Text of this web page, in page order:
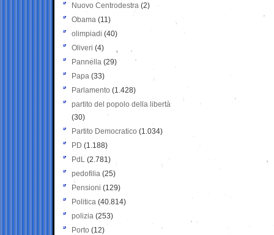
Nuovo Centrodestra (2)
Obama (11)
olimpiadi (40)
Oliveri (4)
Pannella (29)
Papa (33)
Parlamento (1.428)
partito del popolo della libertà
(30)
Partito Democratico (1.034)
PD (1.188)
PdL (2.781)
pedofilia (25)
Pensioni (129)
Politica (40.814)
polizia (253)
Porto (12)